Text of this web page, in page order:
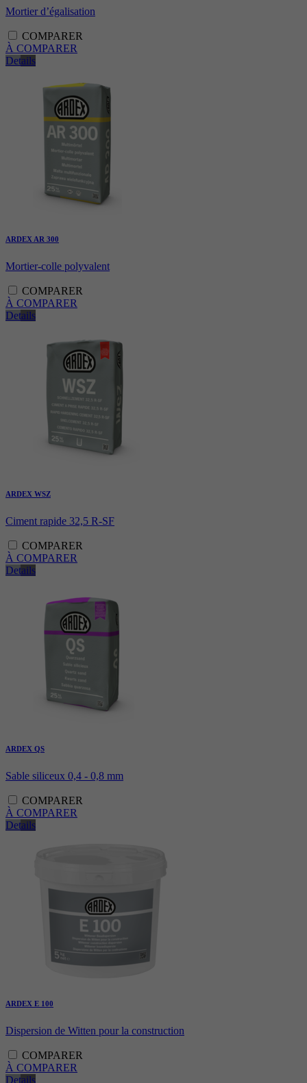
Mortier d’égalisation
COMPARER
À COMPARER
Details
ARDEX AR 300
Mortier-colle polyvalent
COMPARER
À COMPARER
Details
ARDEX WSZ
Ciment rapide 32,5 R-SF
COMPARER
À COMPARER
Details
ARDEX QS
Sable siliceux 0,4 - 0,8 mm
COMPARER
À COMPARER
Details
ARDEX E 100
Dispersion de Witten pour la construction
COMPARER
À COMPARER
Details